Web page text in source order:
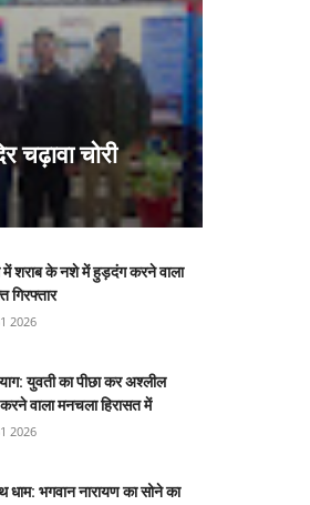
चढ़ावा चोरी
शराब के नशे में हुड़दंग करने वाला
गिरफ्तार
2026
युवती का पीछा कर अश्लील
करने वाला मनचला हिरासत में
2026
धाम: भगवान नारायण का सोने का